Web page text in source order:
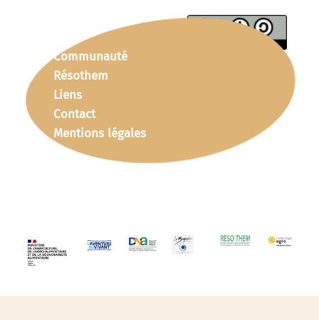
Communauté
Résothem
Liens
Contact
Mentions légales